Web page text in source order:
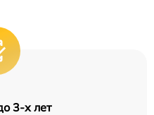
3-х лет